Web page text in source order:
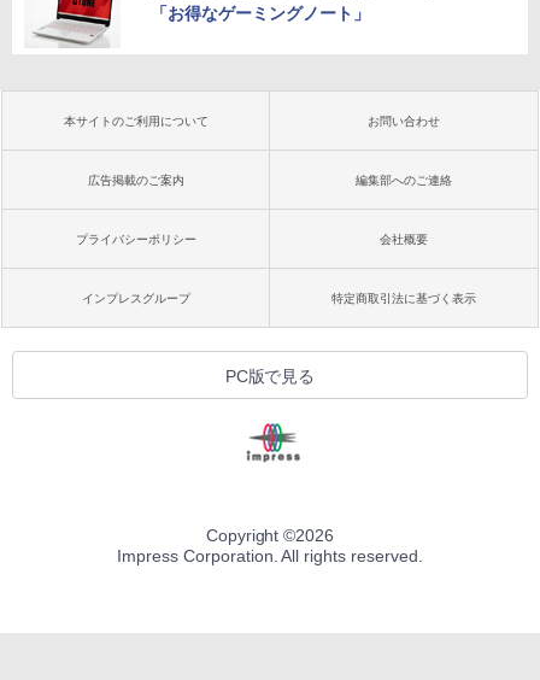
「お得なゲーミングノート」
本サイトのご利用について お問い合わせ
広告掲載のご案内 編集部へのご連絡
プライバシーポリシー 会社概要
インプレスグループ 特定商取引法に基づく表示
PC版で見る
Copyright ©2026
Impress Corporation. All rights reserved.